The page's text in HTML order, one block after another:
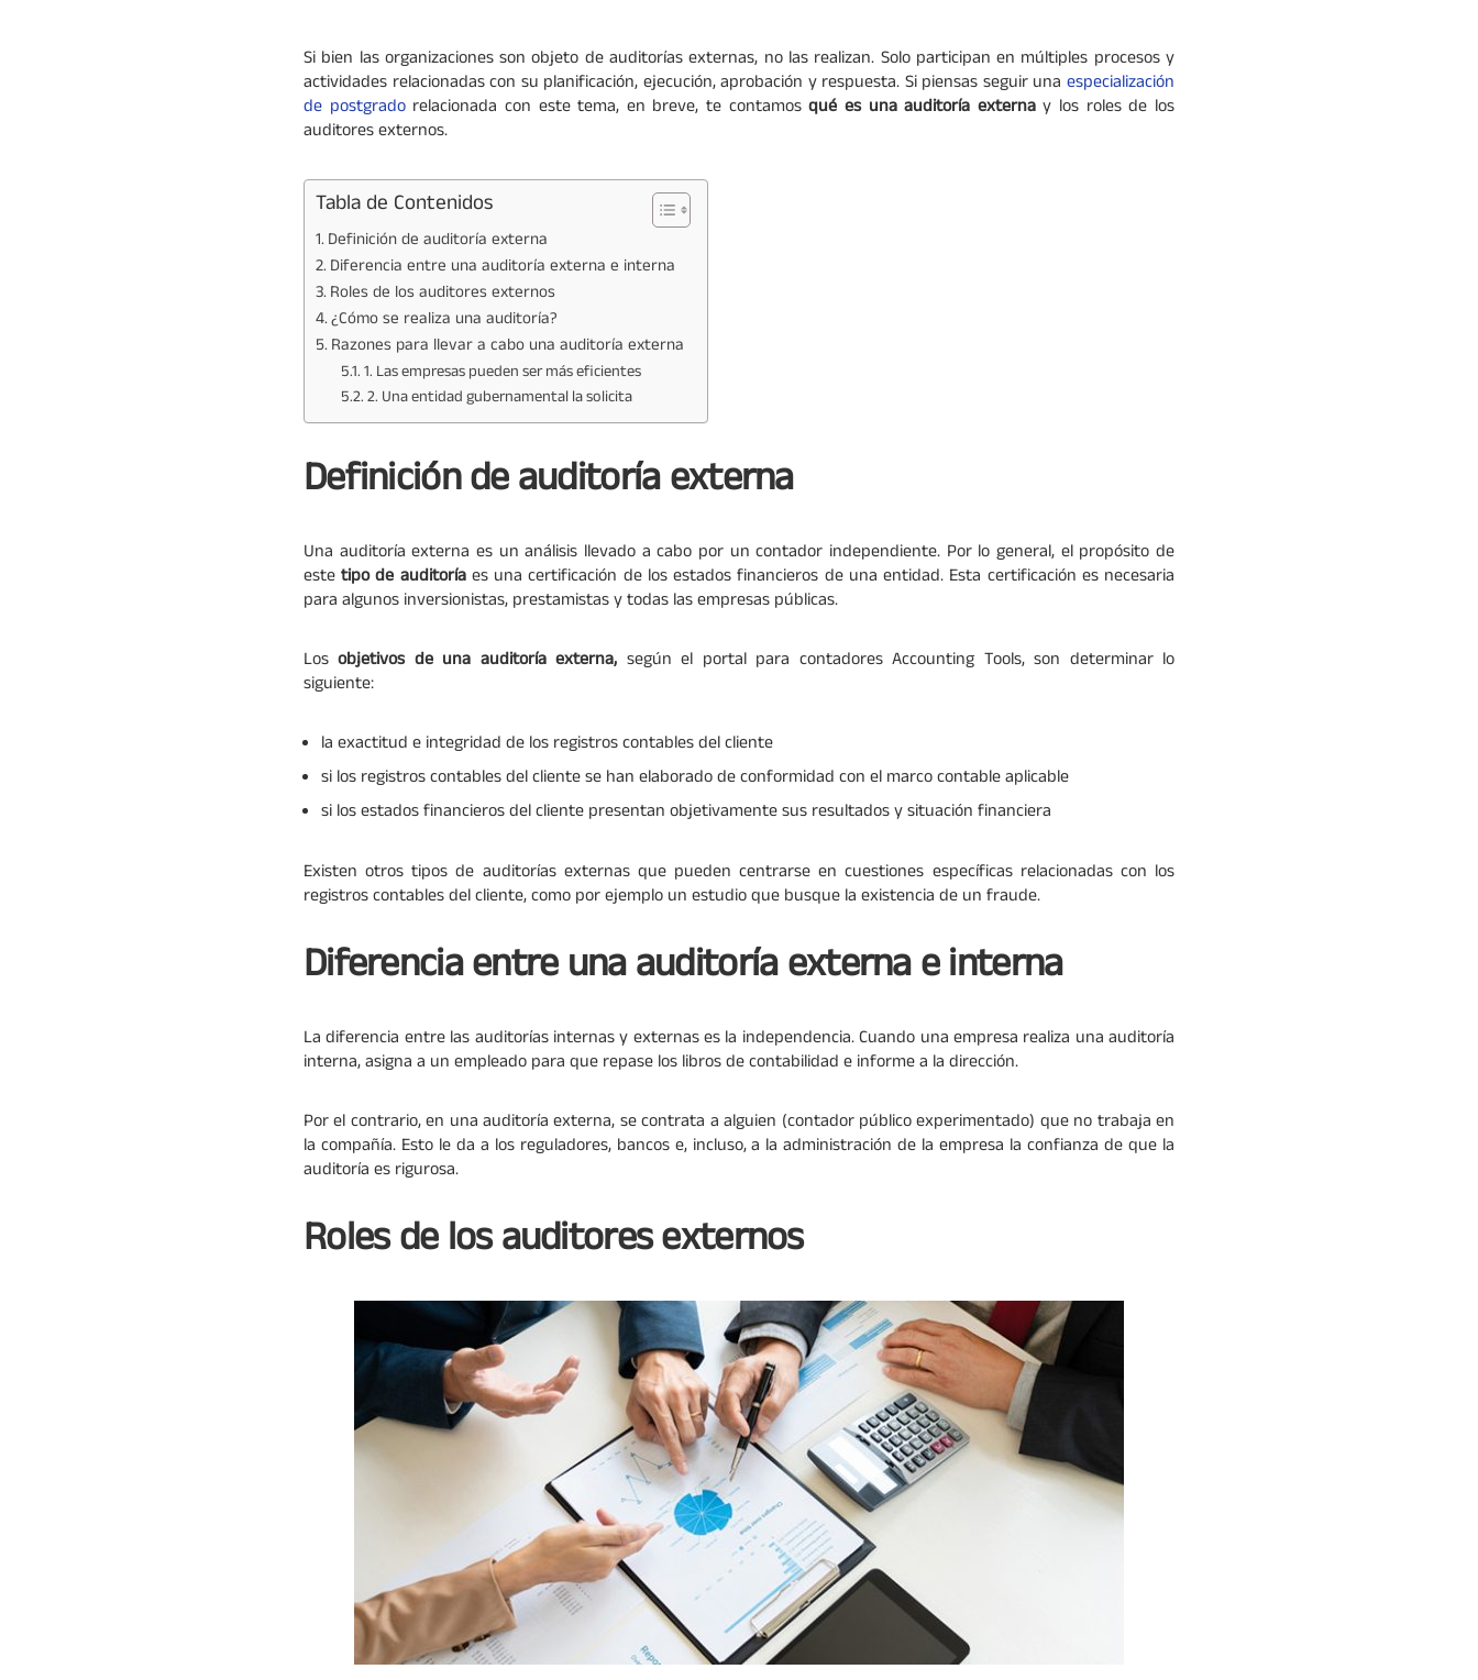
Si bien las organizaciones son objeto de auditorías externas, no las realizan. Solo participan en múltiples procesos y
actividades relacionadas con su planificación, ejecución, aprobación y respuesta. Si piensas seguir una especialización
de postgradorelacionada con este tema, en breve, te contamosqué es una auditoría externay los roles de los
auditores externos.
Tabla de Contenidos
Definición de auditoría externa
Diferencia entre una auditoría externa e interna
Roles de los auditores externos
¿Cómo se realiza una auditoría?
Razones para llevar a cabo una auditoría externa
1. Las empresas pueden ser más eficientes
2. Una entidad gubernamental la solicita
Definición de auditoría externa
Una auditoría externa es un análisis llevado a cabo por un contador independiente. Por lo general, el propósito de
estetipo de auditoríaes una certificación de los estados financieros de una entidad. Esta certificación es necesaria
para algunos inversionistas, prestamistas y todas las empresas públicas.
Losobjetivos de una auditoría externa, según el portal para contadores Accounting Tools, son determinar lo
siguiente:
la exactitud e integridad de los registros contables del cliente
si los registros contables del cliente se han elaborado de conformidad con el marco contable aplicable
si los estados financieros del cliente presentan objetivamente sus resultados y situación financiera
Existen otros tipos de auditorías externas que pueden centrarse en cuestiones específicas relacionadas con los
registros contables del cliente, como por ejemplo un estudio que busque la existencia de un fraude.
Diferencia entre una auditoría externa e interna
La diferencia entre las auditorías internas y externas es la independencia. Cuando una empresa realiza una auditoría
interna, asigna a un empleado para que repase los libros de contabilidad e informe a la dirección.
Por el contrario, en una auditoría externa, se contrata a alguien (contador público experimentado) que no trabaja en
la compañía. Esto le da a los reguladores, bancos e, incluso, a la administración de la empresa la confianza de que la
auditoría es rigurosa.
Roles de los auditores externos